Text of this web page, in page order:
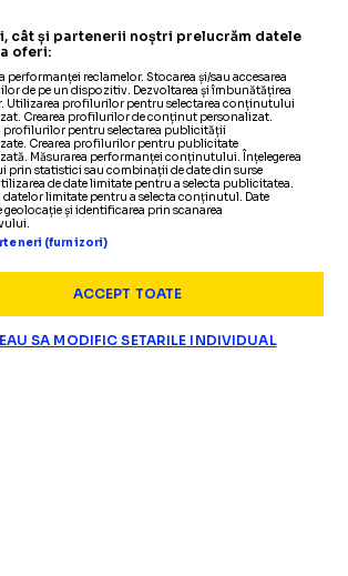
cât și partenerii noștri prelucrăm datele
oferi:
performanței reclamelor. Stocarea și/sau accesarea
de pe un dispozitiv. Dezvoltarea și îmbunătățirea
Utilizarea profilurilor pentru selectarea conținutului
Crearea profilurilor de conținut personalizat.
profilurilor pentru selectarea publicității
Crearea profilurilor pentru publicitate
Măsurarea performanței conținutului. Înțelegerea
prin statistici sau combinații de date din surse
de date limitate pentru a selecta publicitatea.
datelor limitate pentru a selecta conținutul. Date
geolocație și identificarea prin scanarea
(furnizori)
ACCEPT TOATE
SA MODIFIC SETARILE INDIVIDUAL